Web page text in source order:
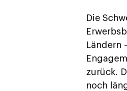
Die
Ländern
zurück.
noch